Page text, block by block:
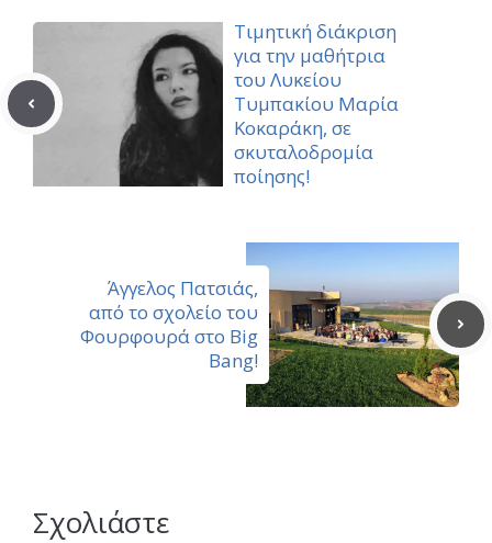
Τιμητική διάκριση
για την μαθήτρια
του Λυκείου
Τυμπακίου Μαρία
Κοκαράκη, σε
σκυταλοδρομία
ποίησης!
Άγγελος Πατσιάς,
από το σχολείο του
Φουρφουρά στο Big
Bang!
Σχολιάστε